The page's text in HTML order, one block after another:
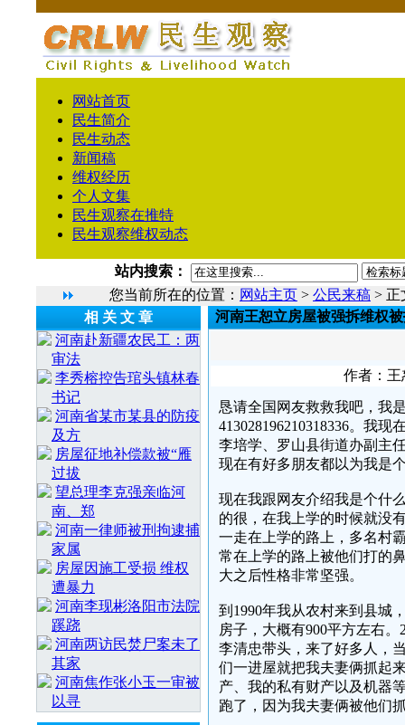
网站首页
民生简介
民生动态
新闻稿
维权经历
个人文集
民生观察在推特
民生观察维权动态
站内搜索：
您当前所在的位置： 网站主页 > 公民来稿 > 正
相 关 文 章
河南赴新疆农民工：两
审法
李秀榕控告琯头镇林春
书记
河南省某市某县的防疫
及方
房屋征地补偿款被“雁
过拔
望总理李克强亲临河
南、郑
河南一律师被刑拘逮捕
家属
房屋因施工受损 维权
遭暴力
河南李现彬洛阳市法院
蹊跷
河南两访民焚尸案未了
其家
河南焦作张小玉一审被
以寻
河南王恕立房屋被强拆维权
作者：王
恳请全国网友救救我吧，我
413028196210318336。我
李培学、罗山县街道办副主
现在有好多朋友都以为我是
现在我跟网友介绍我是个什
的很，在我上学的时候就没
一走在上学的路上，多名村
常在上学的路上被他们打的
大之后性格非常坚强。
到1990年我从农村来到县城
房子，大概有900平方左右
李清忠带头，来了好多人，
们一进屋就把我夫妻俩抓起
产、我的私有财产以及机器
跑了，因为我夫妻俩被他们